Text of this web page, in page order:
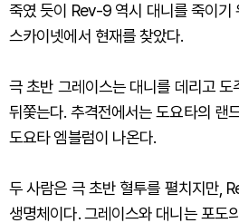
죽였 듯이 Rev-9 역시 대니를 죽이기
스카이넷에서 현재를 찾았다.
극 초반 그레이스는 대니를 데리고
뒤쫓는다. 추격전에서는 도요타의 랜
도요타 엠블럼이 나온다.
두 사람은 극 초반 혈투를 펼치지만,
생명체이다. 그레이스와 대니는 포도